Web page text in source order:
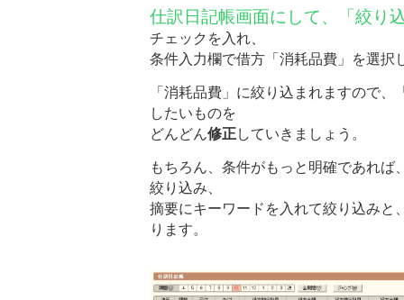
仕訳日記帳画面にして、「絞り
チェックを入れ、
条件入力欄で借方「消耗品費」を選択
「消耗品費」に絞り込まれますので、
したいものを
どんどん修正していきましょう。
もちろん、条件がもっと明確であれば
絞り込み、
摘要にキーワードを入れて絞り込みと
ります。